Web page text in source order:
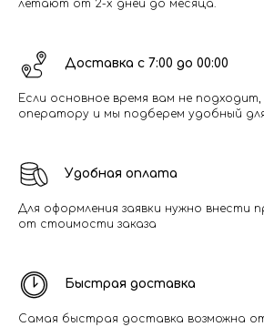
летают от 2-х дней до месяца.
Доставка с 7:00 до 00:00
Если основное время вам не
оператору и мы подберем удобный
Удобная оплата
Для оформления заявки нужно внести
от стоимости заказа
Быстрая доставка
Самая быстрая доставка возможна